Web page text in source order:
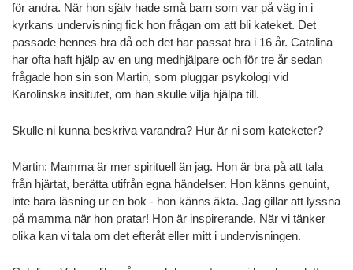
för andra. När hon själv hade små barn som var på väg in i
kyrkans undervisning fick hon frågan om att bli kateket. Det
passade hennes bra då och det har passat bra i 16 år. Catalina
har ofta haft hjälp av en ung medhjälpare och för tre år sedan
frågade hon sin son Martin, som pluggar psykologi vid
Karolinska insitutet, om han skulle vilja hjälpa till.
Skulle ni kunna beskriva varandra? Hur är ni som kateketer?
Martin: Mamma är mer spirituell än jag. Hon är bra på att tala
från hjärtat, berätta utifrån egna händelser. Hon känns genuint,
inte bara läsning ur en bok - hon känns äkta. Jag gillar att lyssna
på mamma när hon pratar! Hon är inspirerande. När vi tänker
olika kan vi tala om det efteråt eller mitt i undervisningen.